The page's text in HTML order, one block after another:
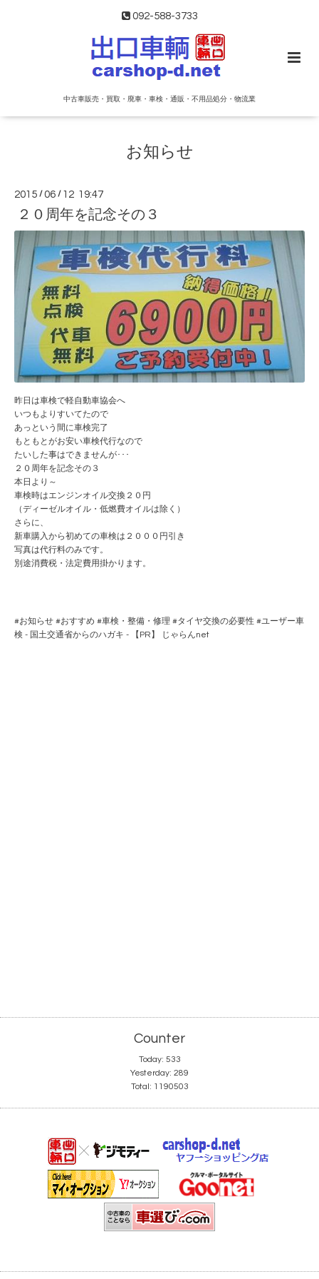
092-588-3733
中古車販売・買取・廃車・車検・通販・不用品処分・物流業
お知らせ
2015 /06 / 12 19:47
２０周年を記念その３
昨日は車検で軽自動車協会へ
いつもよりすいてたので
あっという間に車検完了
もともとがお安い車検代行なので
たいした事はできませんが･･･
２０周年を記念その３
本日より～
車検時はエンジンオイル交換２０円
（ディーゼルオイル・低燃費オイルは除く）
さらに、
新車購入から初めての車検は２０００円引き
写真は代行料のみです。
別途消費税・法定費用掛かります。
#お知らせ #おすすめ #車検・整備・修理 #タイヤ交換の必要性 #ユーザー車
検 - 国土交通省からのハガキ - 【PR】 じゃらんnet
Counter
Today: 533
Yesterday: 289
Total: 1190503